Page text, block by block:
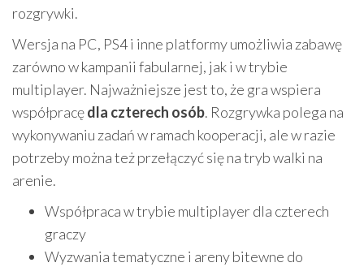
rozgrywki.
Wersja na PC, PS4 i inne platformy umożliwia zabawę
zarówno w kampanii fabularnej, jak i w trybie
multiplayer. Najważniejsze jest to, że gra wspiera
współpracędla czterech osób. Rozgrywka polega na
wykonywaniu zadań w ramach kooperacji, ale w razie
potrzeby można też przełączyć się na tryb walki na
arenie.
Współpraca w trybie multiplayer dla czterech
graczy
Wyzwania tematyczne i areny bitewne do